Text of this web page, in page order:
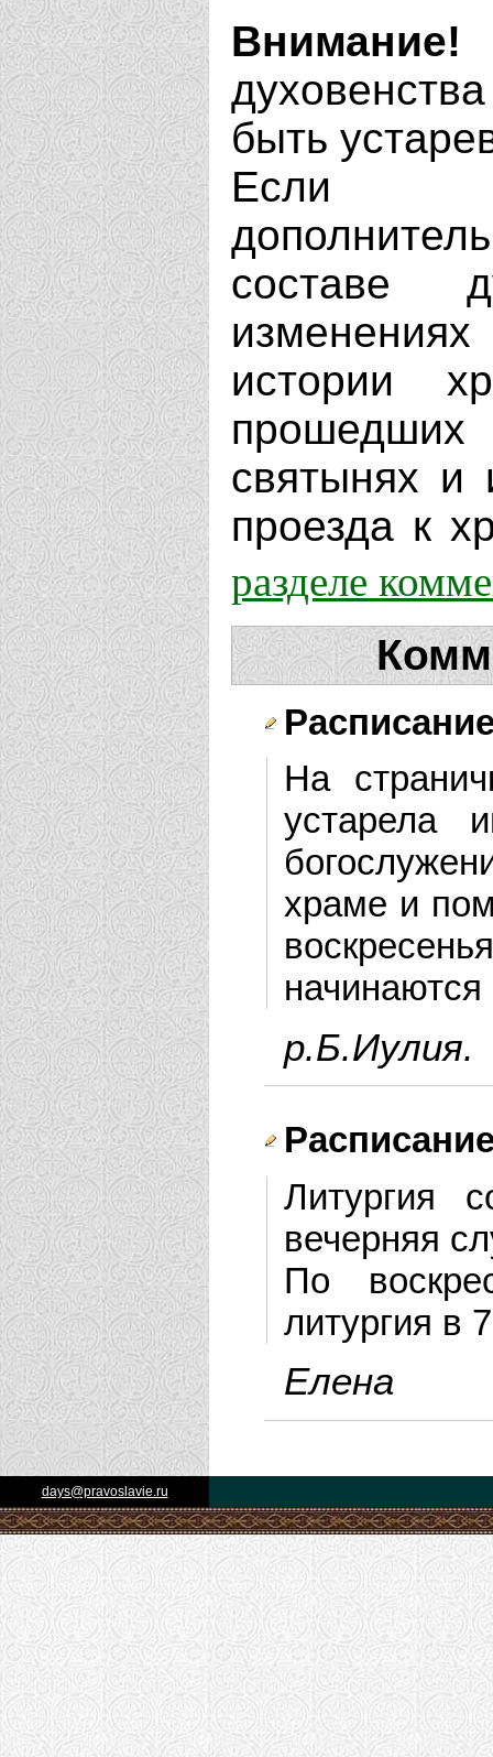
Внимание!
быть
Если
составе
истории
святынях и
проезда к
разделе
На
устарела
храме и
р.Б.Иулия.
Литургия
вечерняя
По
литургия в
Елена
days@pravoslavie.ru